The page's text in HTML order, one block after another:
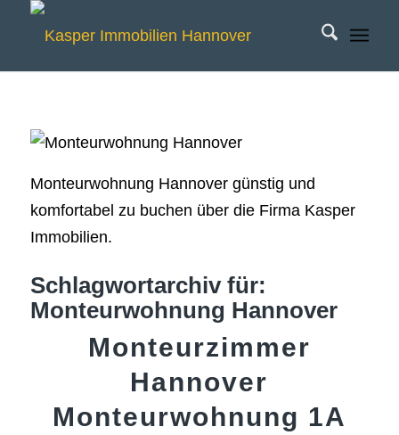
Monteurwohnung Hannover günstig und
komfortabel zu buchen über die Firma Kasper
Immobilien.
Schlagwortarchiv für:
Monteurwohnung Hannover
Monteurzimmer
Hannover
Monteurwohnung 1A